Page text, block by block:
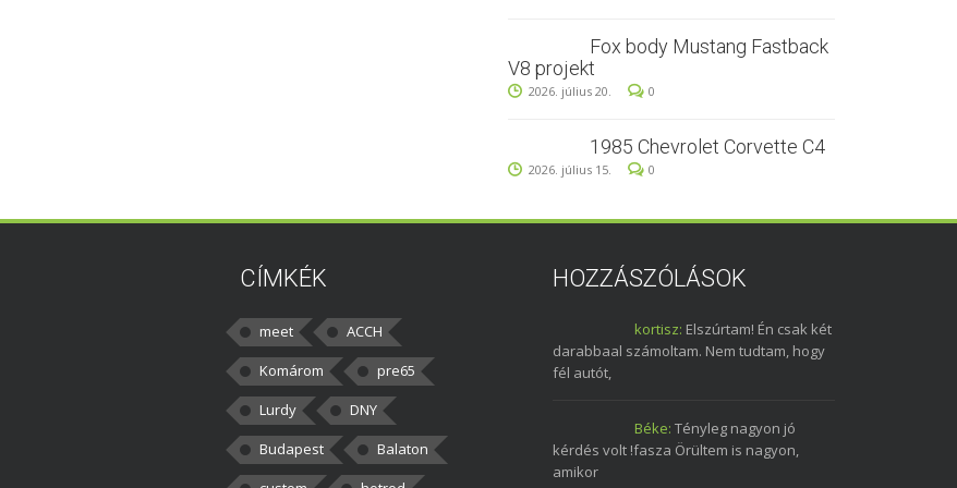
Fox body Mustang Fastback
V8 projekt
2026. július 20. 0
1985 Chevrolet Corvette C4
2026. július 15. 0
CÍMKÉK
meet
ACCH
Komárom
pre65
Lurdy
DNY
Budapest
Balaton
HOZZÁSZÓLÁSOK
kortisz: Elszúrtam! Én csak két
darabbaal számoltam. Nem tudtam, hogy
fél autót,
Béke: Tényleg nagyon jó
kérdés volt !fasza Örültem is nagyon,
amikor